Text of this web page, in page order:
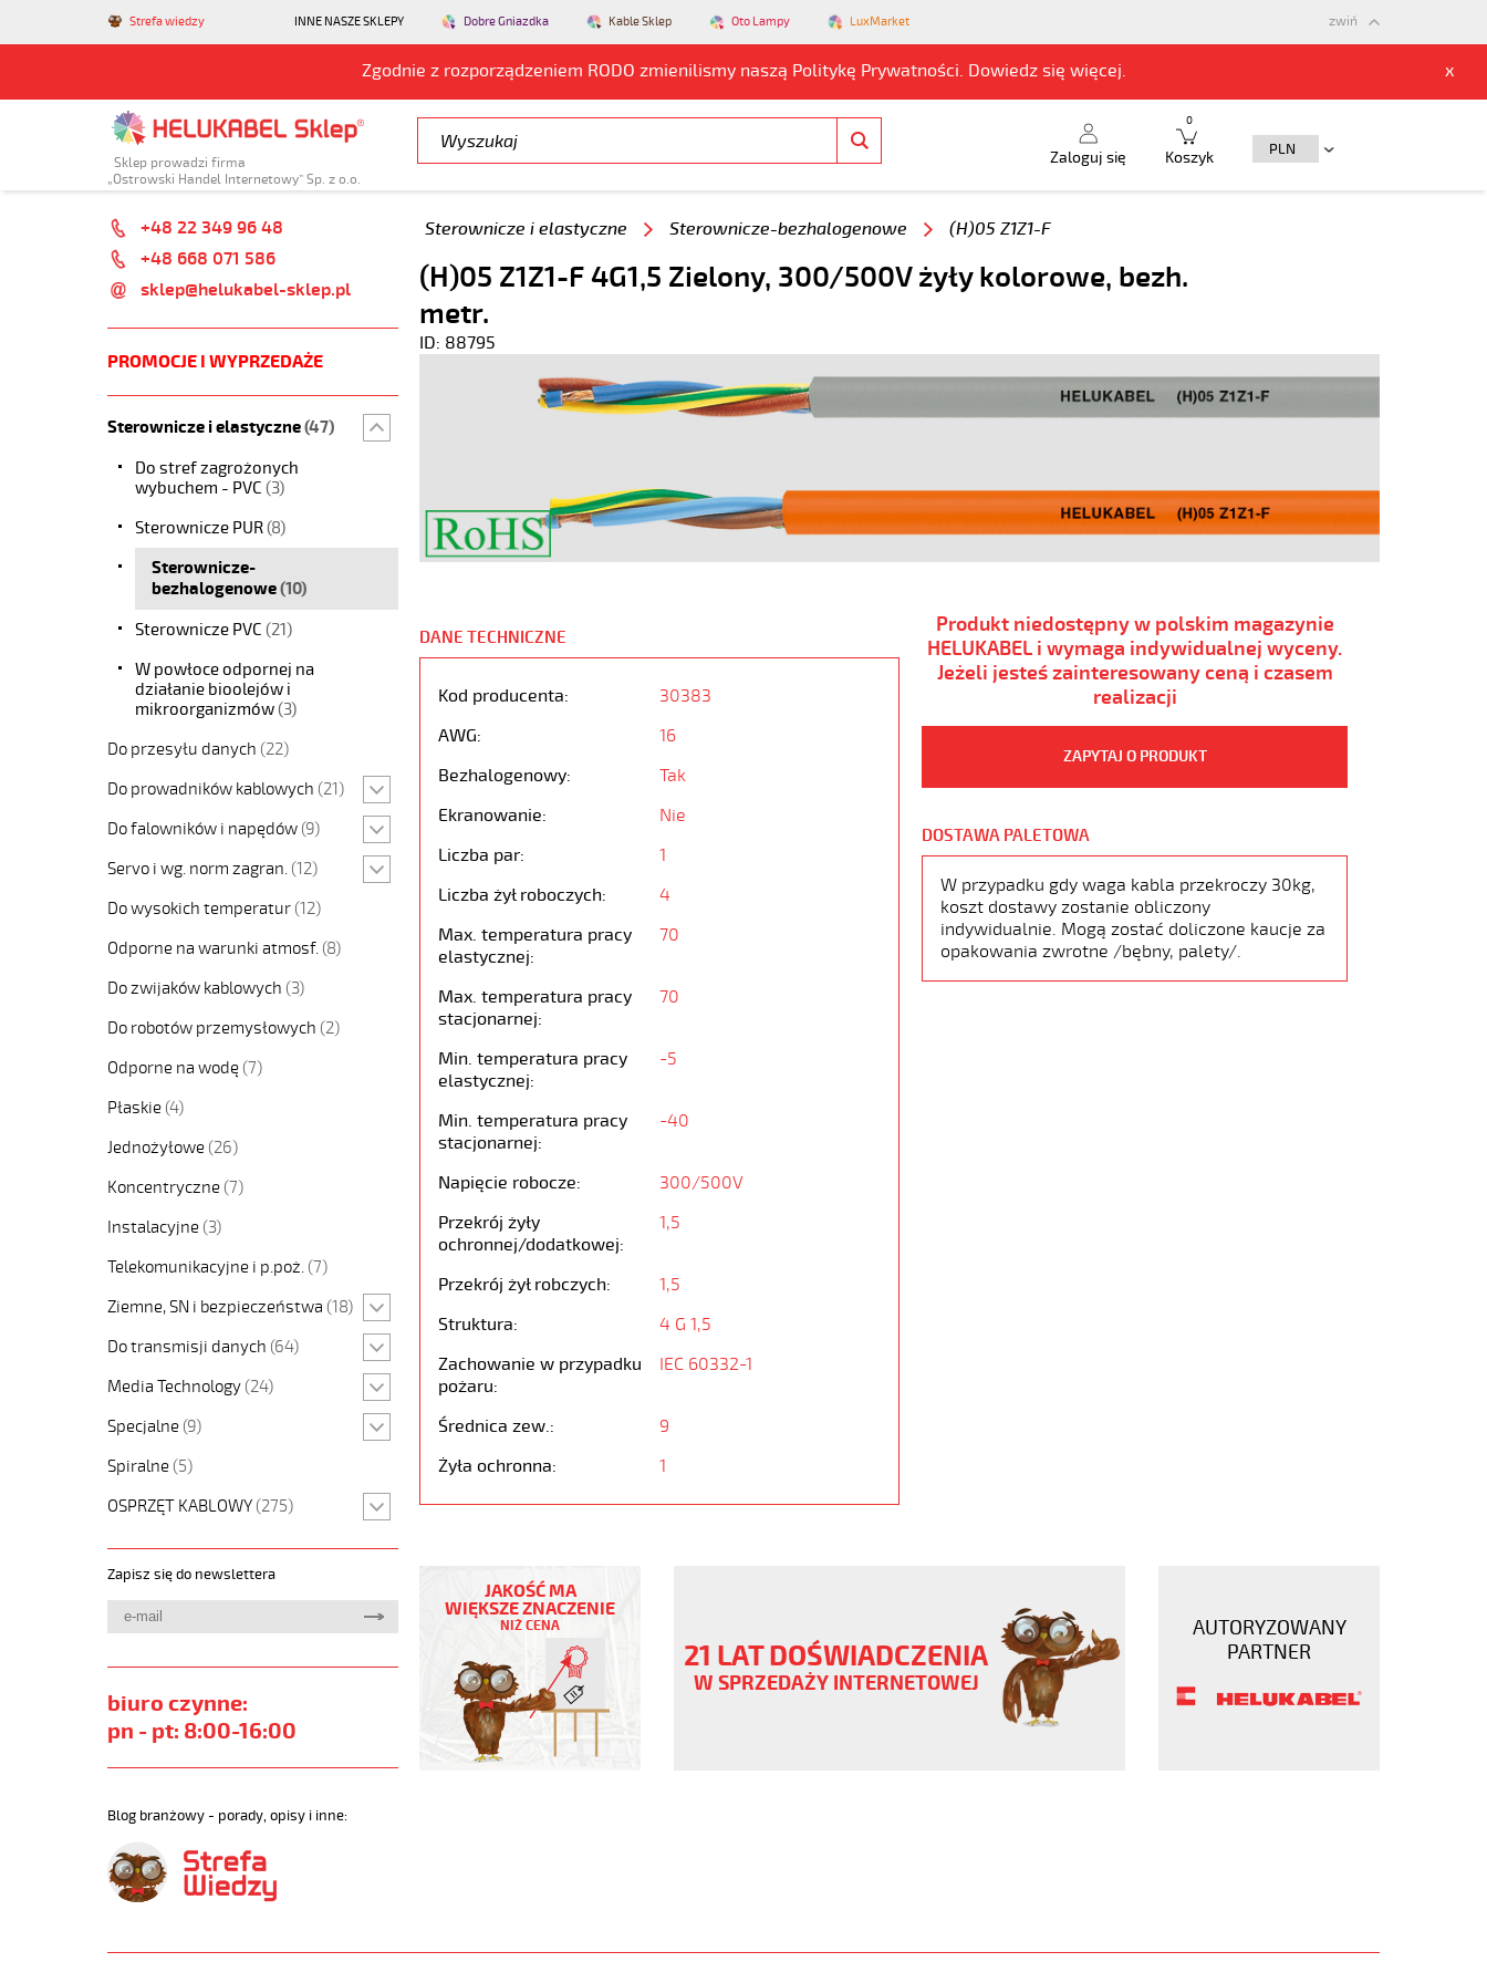
Strefa wiedzy INNE NASZE SKLEPY Dobre Gniazdka Kable Sklep Oto Lampy LuxMarket
Zgodnie z rozporządzeniem RODO zmienilismy naszą Politykę Prywatności. Dowiedz się więcej. x
zwiń
Sklep prowadzi firma
„Ostrowski Handel Internetowy” Sp. z o.o.
Zaloguj się Koszyk
0
+48 22 349 96 48
+48 668 071 586
sklep@helukabel-sklep.pl
PROMOCJE I WYPRZEDAŻE
Sterownicze i elastyczne(47)
Do stref zagrożonych
wybuchem - PVC (3)
Sterownicze PUR(8)
Sterownicze-
bezhalogenowe(10)
Sterownicze PVC (21)
W powłoce odpornej na
działanie bioolejów i
mikroorganizmów(3)
Do przesyłu danych (22)
Do prowadników kablowych (21)
Do falowników i napędów (9)
Servo i wg. norm zagran. (12)
Do wysokich temperatur (12)
Odporne na warunki atmosf. (8)
Do zwijaków kablowych (3)
Do robotów przemysłowych (2)
Odporne na wodę (7)
Płaskie (4)
Jednożyłowe (26)
Koncentryczne (7)
Instalacyjne (3)
Telekomunikacyjne i p.poż. (7)
Ziemne, SN i bezpieczeństwa (18)
Do transmisji danych (64)
Media Technology (24)
Specjalne (9)
Spiralne (5)
OSPRZĘT KABLOWY (275)
Zapisz się do newslettera
biuro czynne:
pn - pt: 8:00-16:00
Blog branżowy - porady, opisy i inne:
Sterownicze i elastyczne Sterownicze-bezhalogenowe (H)05 Z1Z1-F
(H)05 Z1Z1-F 4G1,5 Zielony, 300/500V żyły kolorowe, bezh.
metr.
ID: 88795
DANE TECHNICZNE
Kod producenta:
30383
AWG:
16
Bezhalogenowy:
Tak
Ekranowanie:
Nie
Liczba par:
1
Liczba żył roboczych:
4
Max. temperatura pracy
elastycznej:
70
Max. temperatura pracy
stacjonarnej:
70
Min. temperatura pracy
elastycznej:
-5
Min. temperatura pracy
stacjonarnej:
-40
Napięcie robocze:
300/500V
Przekrój żyły
ochronnej/dodatkowej:
1,5
Przekrój żył robczych:
1,5
Struktura:
4 G 1,5
Zachowanie w przypadku
pożaru:
IEC 60332-1
Średnica zew.:
9
Żyła ochronna:
1
Produkt niedostępny w polskim magazynie
HELUKABEL i wymaga indywidualnej wyceny.
Jeżeli jesteś zainteresowany ceną i czasem
realizacji
ZAPYTAJ O PRODUKT
DOSTAWA PALETOWA
W przypadku gdy waga kabla przekroczy 30kg,
koszt dostawy zostanie obliczony
indywidualnie. Mogą zostać doliczone kaucje za
opakowania zwrotne /bębny, palety/.
4G1,5
300/500V
kolorowe,
z1z1-
JAKOŚĆ MA
WIĘKSZE ZNACZENIE
NIŻ CENA
21 LAT DOŚWIADCZENIA
W SPRZEDAŻY INTERNETOWEJ
AUTORYZOWANY
PARTNER